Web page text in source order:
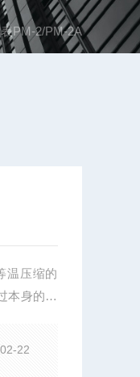
PM-2/PM-2A
温压缩的
本身的参
工业、国
22